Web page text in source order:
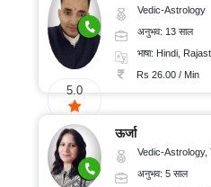
5.0
Vedic-Astrology
अनुभव: 13 साल
भाषा: Hindi,
Rs 26.00 / Min
ऊर्जा
Vedic-Astrology, Tarot-
अनुभव: 5 साल